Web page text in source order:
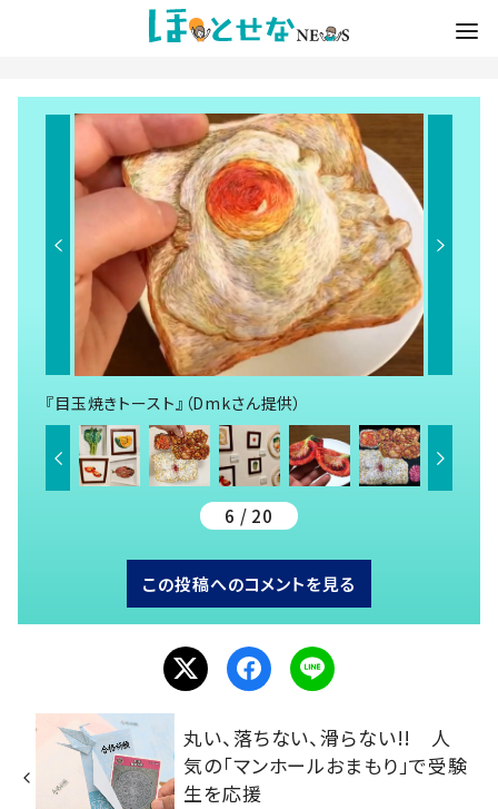
『目玉焼きトースト』（Dmkさん提供）
6 / 20
この投稿へのコメントを見る
丸い、落ちない、滑らない!! 人
気の「マンホールおまもり」で受験
生を応援